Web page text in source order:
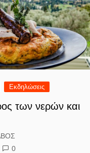
Εκδηλώσεις
των νερών και
0